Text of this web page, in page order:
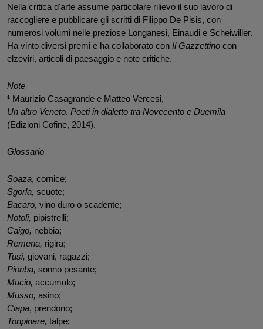
Nella critica d'arte assume particolare rilievo il suo lavoro di
raccogliere e pubblicare gli scritti di Filippo De Pisis, con
numerosi volumi nelle preziose Longanesi, Einaudi e Scheiwiller.
Ha vinto diversi premi e ha collaborato con Il Gazzettino con
elzeviri, articoli di paesaggio e note critiche.
Note
¹ Maurizio Casagrande e Matteo Vercesi,
(Edizioni Cofine, 2014).
Glossario
Soaza, cornice;
Sgorla, scuote;
Bacaro, vino duro o scadente;
Notoli, pipistrelli;
Caigo, nebbia;
Remena, rigira;
Tusi, giovani, ragazzi;
Pionba, sonno pesante;
Mucio, accumulo;
Musso, asino;
Ciapa, prendono;
Tonpinare, talpe;